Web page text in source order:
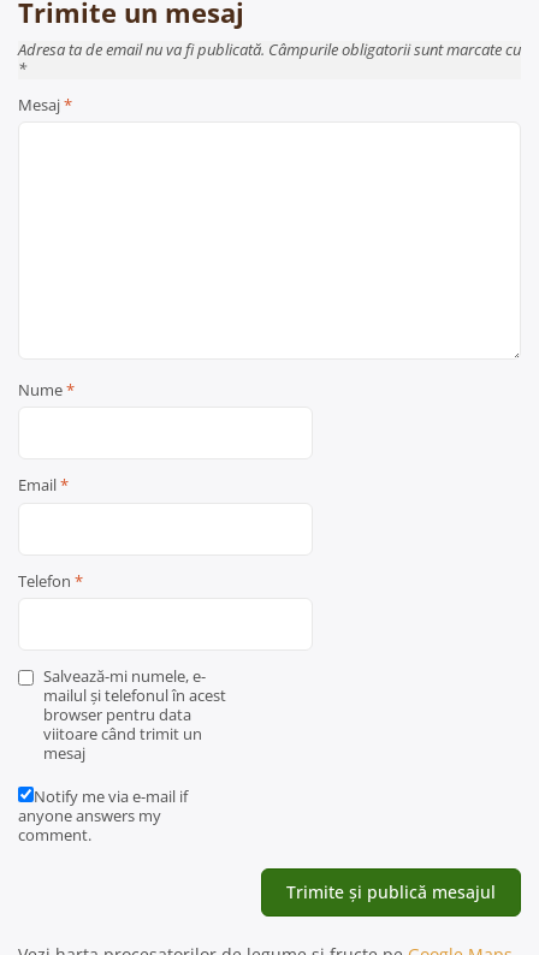
Trimite un mesaj
Adresa ta de email nu va fi publicată. Câmpurile obligatorii sunt marcate cu
*
Mesaj*
Nume*
Email*
Telefon *
Salvează-mi numele, e-
mailul și telefonul în acest
browser pentru data
viitoare când trimit un
mesaj
Notify me via e-mail if
anyone answers my
comment.